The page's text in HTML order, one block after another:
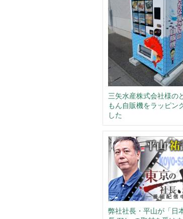
三矢水産株式会社様の
もん自販機をラッピン
した
弊社社長・平山が「日